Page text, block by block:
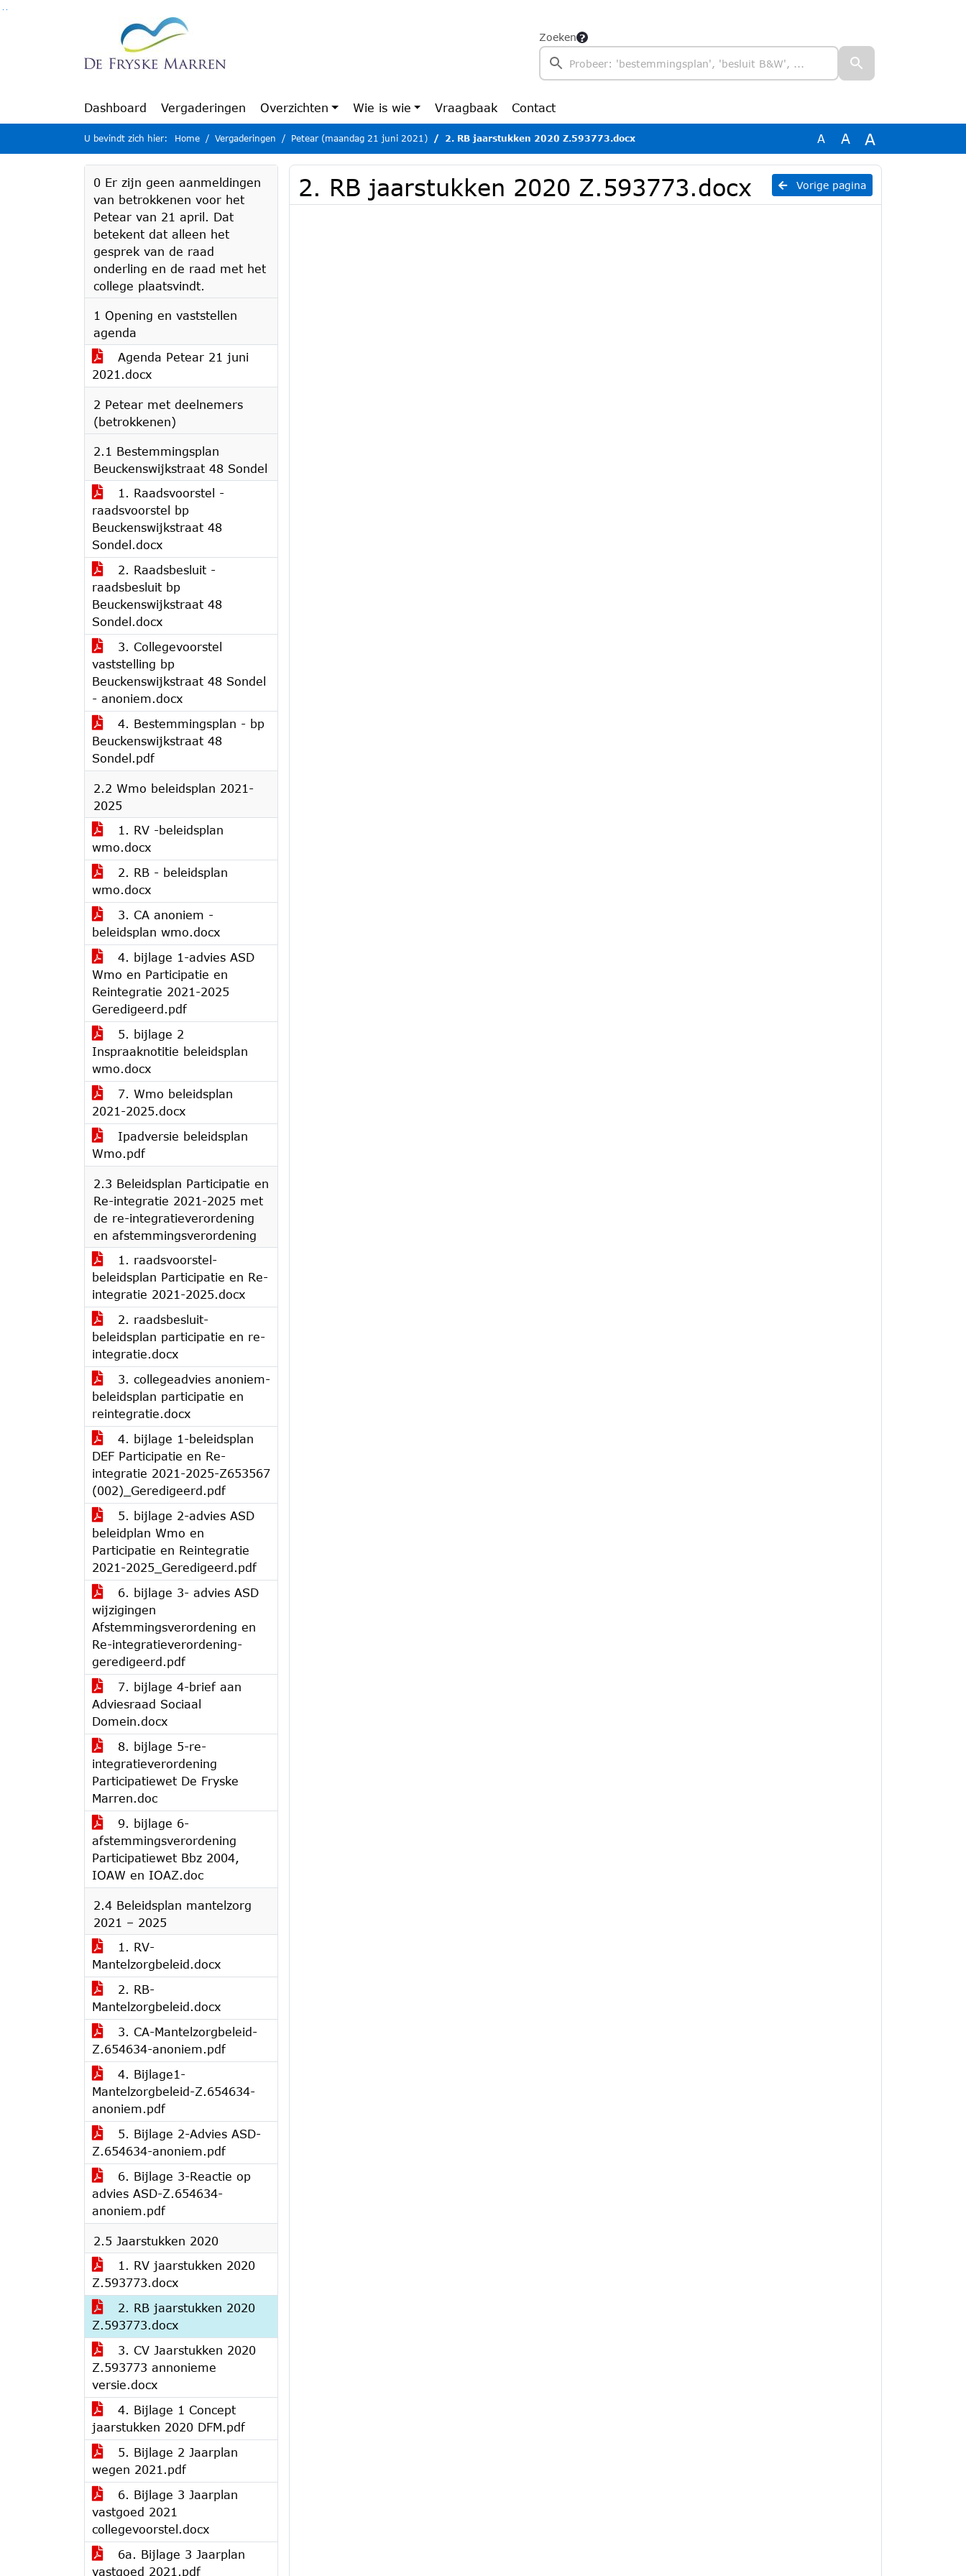
Ga naar de inhoud van deze pagina
Zoeken
Dashboard Vergaderingen Overzichten Wie is wie Vraagbaak Contact
U bevindt zich hier: Home Vergaderingen Petear (maandag 21 juni 2021) 2. RB jaarstukken 2020 Z.593773.docx A A A
0 Er zijn geen aanmeldingen
van betrokkenen voor het
Petear van 21 april. Dat
betekent dat alleen het
gesprek van de raad
onderling en de raad met het
college plaatsvindt.
1 Opening en vaststellen
agenda
Agenda Petear 21 juni
2021.docx
2 Petear met deelnemers
(betrokkenen)
2.1 Bestemmingsplan
Beuckenswijkstraat 48 Sondel
1. Raadsvoorstel -
raadsvoorstel bp
Beuckenswijkstraat 48
Sondel.docx
2. Raadsbesluit -
raadsbesluit bp
Beuckenswijkstraat 48
Sondel.docx
3. Collegevoorstel
vaststelling bp
Beuckenswijkstraat 48 Sondel
- anoniem.docx
4. Bestemmingsplan - bp
Beuckenswijkstraat 48
Sondel.pdf
2.2 Wmo beleidsplan 2021-
2025
1. RV -beleidsplan
wmo.docx
2. RB - beleidsplan
wmo.docx
3. CA anoniem -
beleidsplan wmo.docx
4. bijlage 1-advies ASD
Wmo en Participatie en
Reintegratie 2021-2025
Geredigeerd.pdf
5. bijlage 2
Inspraaknotitie beleidsplan
wmo.docx
7. Wmo beleidsplan
2021-2025.docx
Ipadversie beleidsplan
Wmo.pdf
2.3 Beleidsplan Participatie en
Re-integratie 2021-2025 met
de re-integratieverordening
en afstemmingsverordening
1. raadsvoorstel-
beleidsplan Participatie en Re-
integratie 2021-2025.docx
2. raadsbesluit-
beleidsplan participatie en re-
integratie.docx
3. collegeadvies anoniem-
beleidsplan participatie en
reintegratie.docx
4. bijlage 1-beleidsplan
DEF Participatie en Re-
integratie 2021-2025-Z653567
(002)_Geredigeerd.pdf
5. bijlage 2-advies ASD
beleidplan Wmo en
Participatie en Reintegratie
2021-2025_Geredigeerd.pdf
6. bijlage 3- advies ASD
wijzigingen
Afstemmingsverordening en
Re-integratieverordening-
geredigeerd.pdf
7. bijlage 4-brief aan
Adviesraad Sociaal
Domein.docx
8. bijlage 5-re-
integratieverordening
Participatiewet De Fryske
Marren.doc
9. bijlage 6-
afstemmingsverordening
Participatiewet Bbz 2004,
IOAW en IOAZ.doc
2.4 Beleidsplan mantelzorg
2021 – 2025
1. RV-
Mantelzorgbeleid.docx
2. RB-
Mantelzorgbeleid.docx
3. CA-Mantelzorgbeleid-
Z.654634-anoniem.pdf
4. Bijlage1-
Mantelzorgbeleid-Z.654634-
anoniem.pdf
5. Bijlage 2-Advies ASD-
Z.654634-anoniem.pdf
6. Bijlage 3-Reactie op
advies ASD-Z.654634-
anoniem.pdf
2.5 Jaarstukken 2020
1. RV jaarstukken 2020
Z.593773.docx
2. RB jaarstukken 2020
Z.593773.docx
3. CV Jaarstukken 2020
Z.593773 annonieme
versie.docx
4. Bijlage 1 Concept
jaarstukken 2020 DFM.pdf
5. Bijlage 2 Jaarplan
wegen 2021.pdf
6. Bijlage 3 Jaarplan
vastgoed 2021
collegevoorstel.docx
6a. Bijlage 3 Jaarplan
vastgoed 2021.pdf
Vorige pagina
2. RB jaarstukken 2020 Z.593773.docx